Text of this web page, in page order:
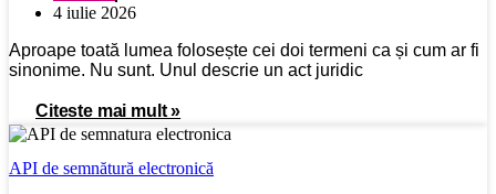
4 iulie 2026
Aproape toată lumea folosește cei doi termeni ca și cum ar fi
sinonime. Nu sunt. Unul descrie un act juridic
Citeste mai mult »
API de semnătură electronică